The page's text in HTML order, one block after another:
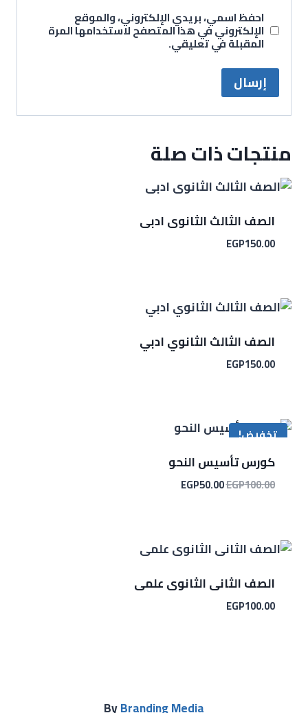
احفظ اسمي، بريدي الإلكتروني، والموقع
الإلكتروني في هذا المتصفح لاستخدامها المرة
المقبلة في تعليقي.
منتجات ذات صلة
الصف الثالث الثانوى ادبى
EGP150.00
الصف الثالث الثانوي ادبي
EGP150.00
تخفيض!
كورس تأسيس النحو
EGP100.00
EGP50.00
الصف الثانى الثانوى علمى
EGP100.00
ByBranding Media